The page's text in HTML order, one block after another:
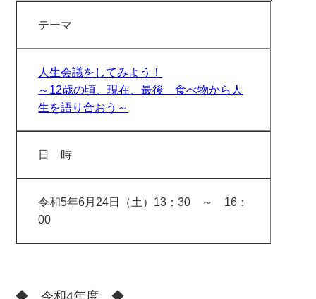
テーマ
人生会議をしてみよう！
～12歳の頃、現在、最後 食べ物から人
生を語り合おう～
日 時
令和5年6月24日（土）13：30 ～ 16：
00
◆ 令和4年度 ◆